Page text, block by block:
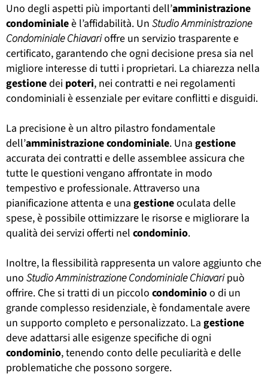
Uno degli aspetti più importanti dell’amministrazione
condominialeè l’affidabilità. Un Studio Amministrazione
Condominiale Chiavarioffre un servizio trasparente e
certificato, garantendo che ogni decisione presa sia nel
migliore interesse di tutti i proprietari. La chiarezza nella
gestionedei poteri, nei contratti e nei regolamenti
condominiali è essenziale per evitare conflitti e disguidi.
La precisione è un altro pilastro fondamentale
dell’amministrazionecondominiale. Una gestione
accurata dei contratti e delle assemblee assicura che
tutte le questioni vengano affrontate in modo
tempestivo e professionale. Attraverso una
pianificazione attenta e una gestioneoculata delle
spese, è possibile ottimizzare le risorse e migliorare la
qualità dei servizi offerti nel condominio.
Inoltre, la flessibilità rappresenta un valore aggiunto che
uno Studio Amministrazione Condominiale Chiavaripuò
offrire. Che si tratti di un piccolo condominioo di un
grande complesso residenziale, è fondamentale avere
un supporto completo e personalizzato. La gestione
deve adattarsi alle esigenze specifiche di ogni
condominio, tenendo conto delle peculiarità e delle
problematiche che possono sorgere.